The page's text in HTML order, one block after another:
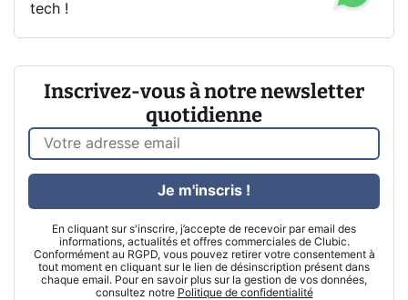
tech !
Inscrivez-vous à notre newsletter
quotidienne
En cliquant sur s'inscrire, j’accepte de recevoir par email des
informations, actualités et offres commerciales de Clubic.
Conformément au RGPD, vous pouvez retirer votre consentement à
tout moment en cliquant sur le lien de désinscription présent dans
chaque email. Pour en savoir plus sur la gestion de vos données,
consultez notre Politique de confidentialité
Je m'inscris !